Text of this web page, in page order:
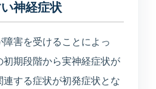
設案内
内の総合入口
神経症状
害を受けることによっ
初期段階から実神経症状が
する症状が初発症状とな